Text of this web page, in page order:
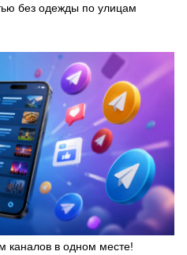
без одежды по улицам
каналов в одном месте!